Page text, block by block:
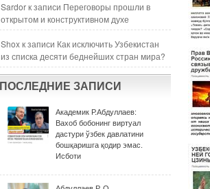
Sardor к записи Переговоры прошли в
открытом и конструктивном духе
Shox к записи Как исключить Узбекистан
из списка десяти беднейших стран мира?
ПОСЛЕДНИЕ ЗАПИСИ
Академик Р.Абдуллаев:
Вахоб бобонинг виртуал
дастури ўзбек давлатини
бошқаришга қодир эмас.
Исботи